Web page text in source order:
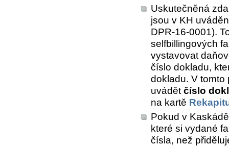
Uskutečněná
jsou v KH
DPR-16-0001).
selfbillingových
vystavovat
číslo dokladu,
dokladu. V tomto
uvádět číslo
na kartě
Pokud v
které si vydané
čísla, než